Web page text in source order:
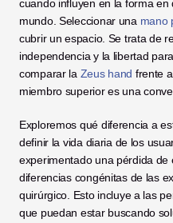
cuando influyen en la forma
mundo. Seleccionar una mano
cubrir un espacio. Se trata de
independencia y la libertad
comparar la Zeus hand frente
miembro superior es una
Exploremos qué diferencia a
definir la vida diaria de los
experimentado una pérdida de
diferencias congénitas de las
quirúrgico. Esto incluye a las
que puedan estar buscando